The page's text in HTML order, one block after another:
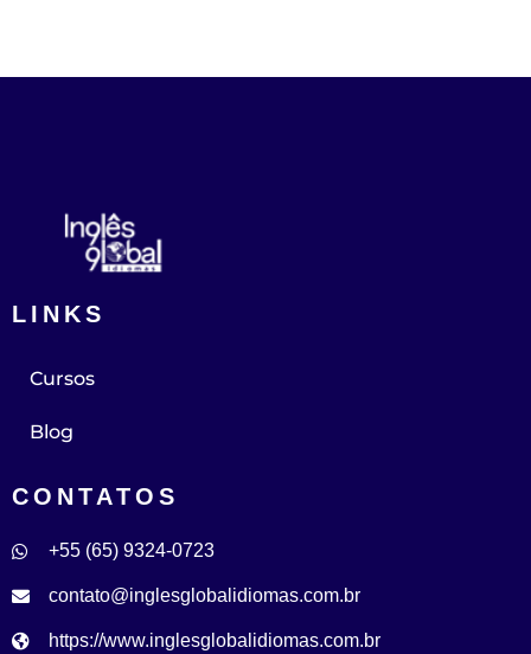
LINKS
Cursos
Blog
CONTATOS
+55 (65) 9324-0723
contato@inglesglobalidiomas.com.br
https://www.inglesglobalidiomas.com.br